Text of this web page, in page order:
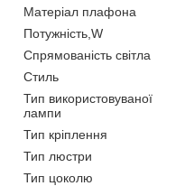
Матеріал плафона
Потужність,W
Спрямованість світла
Стиль
Тип використовуваної
лампи
Тип кріплення
Тип люстри
Тип цоколю